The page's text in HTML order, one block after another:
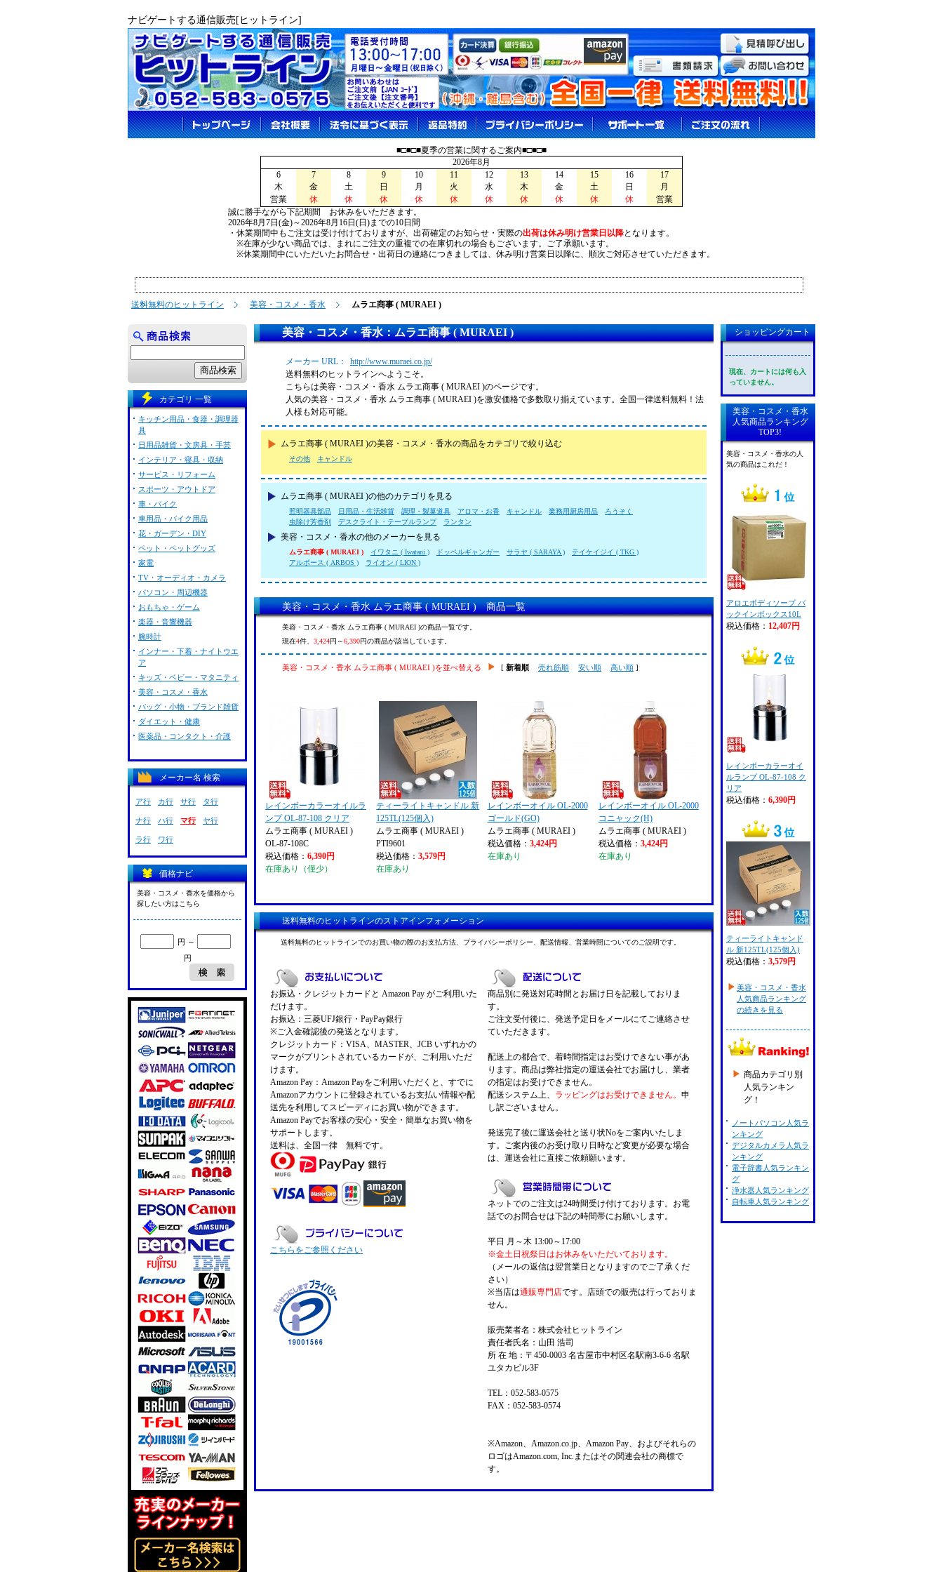
ナビゲートする通信販売[ヒットライン]
■□■□■夏季の営業に関するご案内■□■□■
2026年8月
6
7 8 9 10 11 12 13 14 15 16
17
木
金 土 日 月 火 水 木 金 土 日
月
営業
休 休 休 休 休 休 休 休 休 休
営業
誠に勝手ながら下記期間 お休みをいただきます。
2026年8月7日(金)～2026年8月16日(日)までの10日間
・休業期間中もご注文は受け付けておりますが、出荷確定のお知らせ・実際の出荷は休み明け営業日以降となります。
※在庫が少ない商品では、まれにご注文の重複での在庫切れの場合もございます。ご了承願います。
※休業期間中にいただいたお問合せ・出荷日の連絡につきましては、休み明け営業日以降に、順次ご対応させていただきます。
送料無料のヒットライン 美容・コスメ・香水 ムラエ商事 ( MURAEI )
美容・コスメ・香水：ムラエ商事 ( MURAEI )
メーカー URL：
http://www.muraei.co.jp/
送料無料のヒットラインへようこそ。
こちらは美容・コスメ・香水 ムラエ商事 ( MURAEI )のページです。
人気の美容・コスメ・香水 ムラエ商事 ( MURAEI )を激安価格で多数取り揃えています。全国一律送料無料！法
人様も対応可能。
ムラエ商事 ( MURAEI )の美容・コスメ・香水の商品をカテゴリで絞り込む
その他 キャンドル
ムラエ商事 ( MURAEI )の他のカテゴリを見る
照明器具部品 日用品・生活雑貨 調理・製菓道具 アロマ・お香 キャンドル 業務用厨房用品
ろうそく
虫除け芳香剤
デスクライト・テーブルランプ ランタン
美容・コスメ・香水の他のメーカーを見る
ムラエ商事 ( MURAEI ) イワタニ ( Iwatani ) ドッペルギャンガー サラヤ ( SARAYA )
テイケイジイ ( TKG )
アルボース ( ARBOS )
ライオン ( LION )
美容・コスメ・香水 ムラエ商事 ( MURAEI ) 商品一覧
美容・コスメ・香水 ムラエ商事 ( MURAEI )の商品一覧です。
現在4件、 3,424円～6,390円の商品が該当しています。
美容・コスメ・香水 ムラエ商事 ( MURAEI )を並べ替える [ 新着順 売れ筋順 安い順 高い順 ]
レインボーカラーオイルラ
ンプ OL-87-108 クリア
ムラエ商事 ( MURAEI )
OL-87-108C
税込価格： 6,390円
在庫あり（僅少）
ティーライトキャンドル 新
125TL(125個入)
ムラエ商事 ( MURAEI )
PTI9601
税込価格：3,579円
在庫あり
レインボーオイル OL-2000
ゴールド(GO)
ムラエ商事 ( MURAEI )
税込価格： 3,424円
在庫あり
レインボーオイル OL-2000
コニャック(H)
ムラエ商事 ( MURAEI )
税込価格： 3,424円
在庫あり
送料無料のヒットラインのストアインフォメーション
送料無料のヒットラインでのお買い物の際のお支払方法、プライバシーポリシー、配送情報、営業時間についてのご説明です。
お振込・クレジットカードと Amazon Pay がご利用いた
だけます。
お振込：三菱UFJ銀行・PayPay銀行
※ご入金確認後の発送となります。
クレジットカード：VISA、MASTER、JCB いずれかの
マークがプリントされているカードが、ご利用いただ
けます。
Amazon Pay：Amazon Payをご利用いただくと、すでに
Amazonアカウントに登録されているお支払い情報や配
送先を利用してスピーディにお買い物ができます。
Amazon Payでお客様の安心・安全・簡単なお買い物を
サポートします。
送料は、全国一律 無料です。
こちらをご参照ください
商品別に発送対応時間とお届け日を記載しておりま
す。
ご注文受付後に、発送予定日をメールにてご連絡させ
ていただきます。
配送上の都合で、着時間指定はお受けできない事があ
ります。商品は弊社指定の運送会社でお届けし、業者
の指定はお受けできません。
配送システム上、
ラッピングはお受けできません。 申
し訳ございません。
発送完了後に運送会社と送り状Noをご案内いたしま
す。ご案内後のお受け取り日時など変更が必要な場合
は、運送会社に直接ご依頼願います。
ネットでのご注文は24時間受け付けております。お電
話でのお問合せは下記の時間帯にお願いします。
平日 月～木 13:00～17:00
※金土日祝祭日はお休みをいただいております。
（メールの返信は翌営業日となりますのでご了承くだ
さい）
※当店は通販専門店です。店頭での販売は行っておりま
せん。
販売業者名：株式会社ヒットライン
責任者氏名：山田 浩司
所 在 地：〒450-0003 名古屋市中村区名駅南3-6-6 名駅
ユタカビル3F
TEL：052-583-0575
FAX：052-583-0574
※Amazon、Amazon.co.jp、Amazon Pay、およびそれらの
ロゴはAmazon.com, Inc.またはその関連会社の商標で
す。
カテゴリ 一覧
キッチン用品・食器・調理器
具
日用品雑貨・文房具・手芸
インテリア・寝具・収納
サービス・リフォーム
スポーツ・アウトドア
車・バイク
車用品・バイク用品
花・ガーデン・DIY
ペット・ペットグッズ
家電
TV・オーディオ・カメラ
パソコン・周辺機器
おもちゃ・ゲーム
楽器・音響機器
腕時計
インナー・下着・ナイトウエ
ア
キッズ・ベビー・マタニティ
美容・コスメ・香水
バッグ・小物・ブランド雑貨
ダイエット・健康
医薬品・コンタクト・介護
メーカー名 検索
ア行 カ行 サ行 タ行
ナ行 ハ行 マ行 ヤ行
ラ行 ワ行
価格ナビ
美容・コスメ・香水を価格から
探したい方はこちら
円 ～
円
ショッピングカート
現在、カートには何も入
っていません。
美容・コスメ・香水
人気商品ランキング
TOP3!
美容・コスメ・香水の人
気の商品はこれだ！
アロエボディソープ バ
ックインボックス10L
税込価格： 12,407円
レインボーカラーオイ
ルランプ OL-87-108 ク
リア
税込価格： 6,390円
ティーライトキャンド
ル 新125TL(125個入)
税込価格： 3,579円
美容・コスメ・香水
人気商品ランキング
の続きを見る
商品カテゴリ別
人気ランキン
グ！
ノートパソコン人気ラ
ンキング
デジタルカメラ人気ラ
ンキング
電子辞書人気ランキン
グ
浄水器人気ランキング
自転車人気ランキング